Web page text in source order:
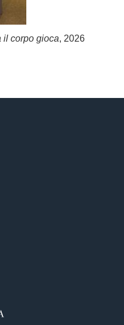
il corpo gioca, 2026